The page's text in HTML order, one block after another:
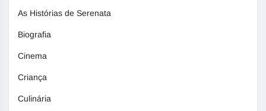
As Histórias de Serenata
Biografia
Cinema
Criança
Culinária